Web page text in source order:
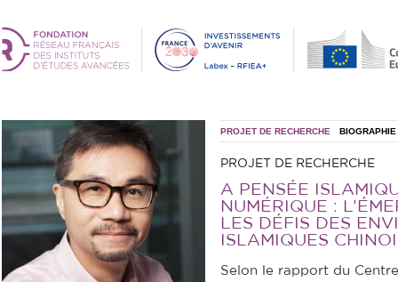
PROJET DE RECHERCHE BIOGRAPHIE
PROJET DE RECHERCHE
A PENSÉE
NUMÉRIQUE :
LES DÉFIS DES
ISLAMIQUES
Selon le rapport du